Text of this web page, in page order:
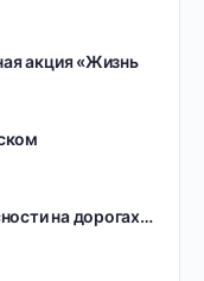
акция «Жизнь
на дорогах…